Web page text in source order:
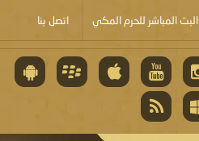
البث المباشر للحرم المكي اتصل بنا